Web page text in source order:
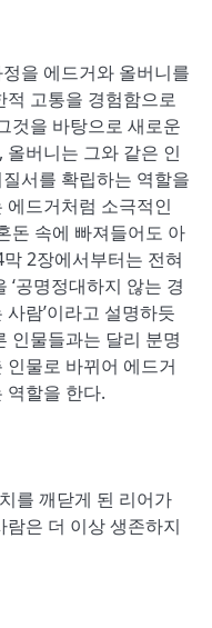
을 에드거와 올버니를
고통을 경험함으로
것을 바탕으로 새로운
버니는 그와 같은 인
서를 확립하는 역할을
드거처럼 소극적인
돈 속에 빠져들어도 아
2장에서부터는 전혀
공명정대하지 않는 경
람’이라고 설명하듯
인물들과는 달리 분명
물로 바뀌어 에드거
역할을 한다.
를 깨닫게 된 리어가
은 더 이상 생존하지